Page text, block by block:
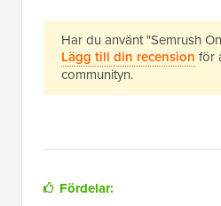
Har du använt "Semrush
Lägg till din recension för
communityn.
Fördelar: